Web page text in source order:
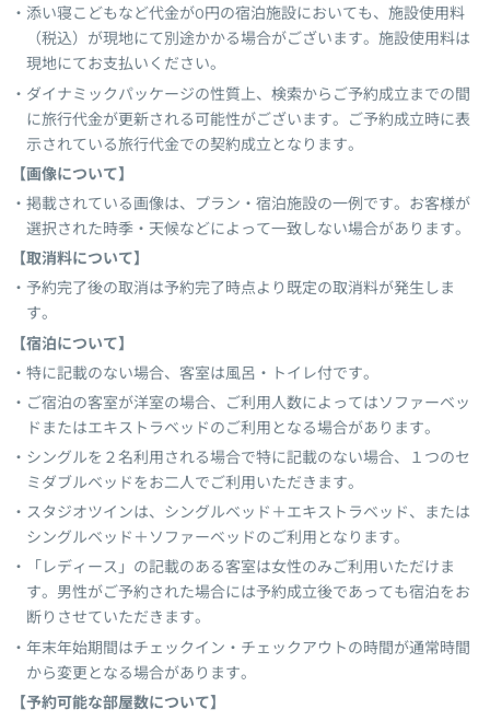
添い寝こどもなど代金が0円の宿泊施設においても、施設使用料
（税込）が現地にて別途かかる場合がございます。施設使用料は
現地にてお支払いください。
ダイナミックパッケージの性質上、検索からご予約成立までの間
に旅行代金が更新される可能性がございます。ご予約成立時に表
示されている旅行代金での契約成立となります。
【画像について】
掲載されている画像は、プラン・宿泊施設の一例です。お客様が
選択された時季・天候などによって一致しない場合があります。
【取消料について】
予約完了後の取消は予約完了時点より既定の取消料が発生しま
す。
【宿泊について】
特に記載のない場合、客室は風呂・トイレ付です。
ご宿泊の客室が洋室の場合、ご利用人数によってはソファーベッ
ドまたはエキストラベッドのご利用となる場合があります。
シングルを２名利用される場合で特に記載のない場合、１つのセ
ミダブルベッドをお二人でご利用いただきます。
スタジオツインは、シングルベッド＋エキストラベッド、または
シングルベッド＋ソファーベッドのご利用となります。
「レディース」の記載のある客室は女性のみご利用いただけま
す。男性がご予約された場合には予約成立後であっても宿泊をお
断りさせていただきます。
年末年始期間はチェックイン・チェックアウトの時間が通常時間
から変更となる場合があります。
【予約可能な部屋数について】